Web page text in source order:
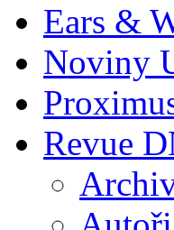
Ears &
Noviny
Revue